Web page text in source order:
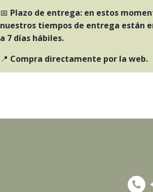
📅 Plazo de entrega: en estos
nuestros tiempos de entrega están
a 7 días hábiles.
📍 Compra directamente por la web.